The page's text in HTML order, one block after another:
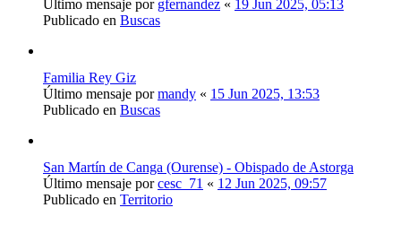
Último mensaje por gfernandez « 19 Jun 2025, 05:13
Publicado en Buscas
Familia Rey Giz
Último mensaje pormandy « 15 Jun 2025, 13:53
Publicado en Buscas
San Martín de Canga (Ourense) - Obispado de Astorga
Último mensaje porcesc_71 « 12 Jun 2025, 09:57
Publicado en Territorio